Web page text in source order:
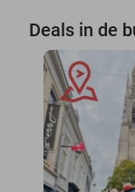
Deals in de